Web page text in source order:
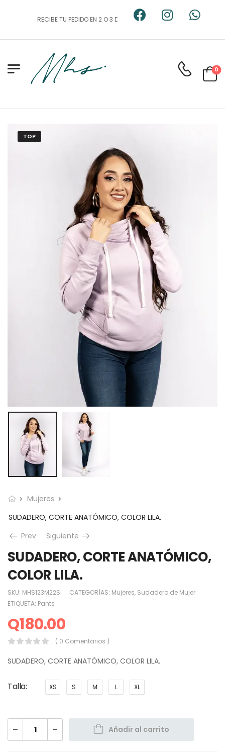
RECIBE TU PEDIDO EN 2 O 3 DIAS HÁBILES
0
TOP
Mujeres
SUDADERO, CORTE ANATÓMICO, COLOR LILA.
Prev
Siguiente
SUDADERO, CORTE ANATÓMICO,
COLOR LILA.
SKU: MHS123M22S CATEGORÍAS: Mujeres, Sudadero de Mujer
ETIQUETA: Pants
Q180.00
( 0 Comentarios )
SUDADERO, CORTE ANATÓMICO, COLOR LILA.
Talla XS S M L XL
Añadir al carrito